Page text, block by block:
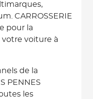
CARROSSERIE
pour la
voiture à
de la
PENNES
les